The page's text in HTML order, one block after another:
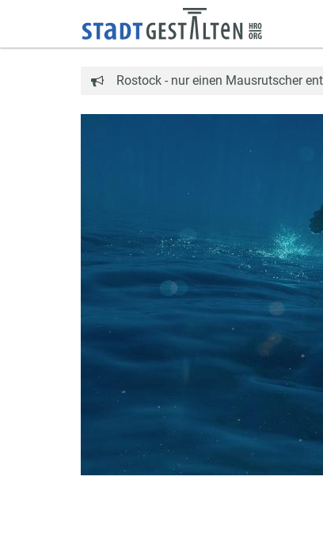
Rostock - nur einen Mausrutscher